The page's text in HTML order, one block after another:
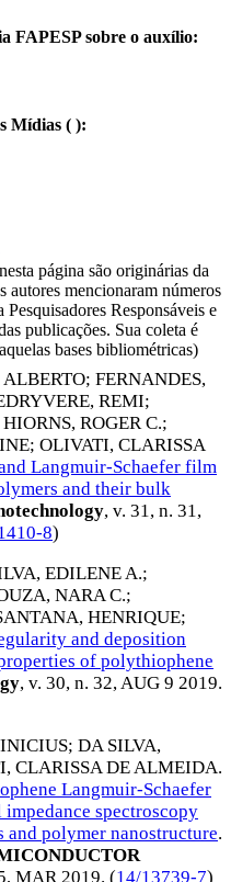
FAPESP sobre o auxílio:
Mídias ( ):
página são originárias da
mencionaram números
Responsáveis e
publicações. Sua coleta é
bases bibliométricas)
ALBERTO; FERNANDES,
REMI;
HIORNS, ROGER C.;
; OLIVATI, CLARISSA
Langmuir-Schaefer film
and their bulk
, v. 31, n. 31,
8)
EDILENE A.;
NARA C.;
HENRIQUE;
and deposition
of polythiophene
, v. 30, n. 32,AUG 9 2019.
; DA SILVA,
CLARISSA DE ALMEIDA.
Langmuir-Schaefer
spectroscopy
and polymer nanostructure.
MAR 2019. (14/13739-7)